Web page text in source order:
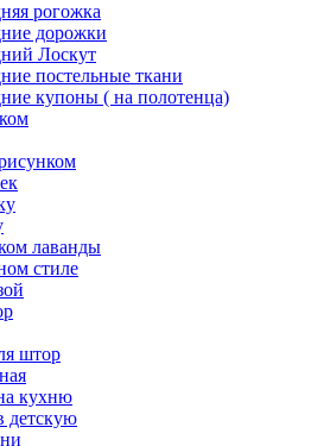
рогожка
дорожки
Лоскут
постельные ткани
купоны ( на полотенца)
лаванды
стиле
штор
кухню